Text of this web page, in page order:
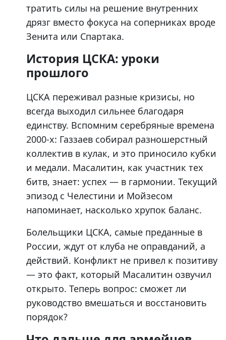
тратить силы на решение внутренних
дрязг вместо фокуса на соперниках вроде
Зенита или Спартака.
История ЦСКА: уроки
прошлого
ЦСКА переживал разные кризисы, но
всегда выходил сильнее благодаря
единству. Вспомним серебряные времена
2000-х: Газзаев собирал разношерстный
коллектив в кулак, и это приносило кубки
и медали. Масалитин, как участник тех
битв, знает: успех — в гармонии. Текущий
эпизод с Челестини и Мойзесом
напоминает, насколько хрупок баланс.
Болельщики ЦСКА, самые преданные в
России, ждут от клуба не оправданий, а
действий. Конфликт не привел к позитиву
— это факт, который Масалитин озвучил
открыто. Теперь вопрос: сможет ли
руководство вмешаться и восстановить
порядок?